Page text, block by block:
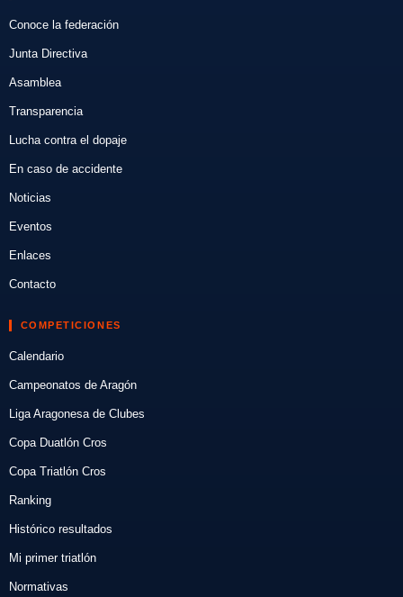
Conoce la federación
Junta Directiva
Asamblea
Transparencia
Lucha contra el dopaje
En caso de accidente
Noticias
Eventos
Enlaces
Contacto
COMPETICIONES
Calendario
Campeonatos de Aragón
Liga Aragonesa de Clubes
Copa Duatlón Cros
Copa Triatlón Cros
Ranking
Histórico resultados
Mi primer triatlón
Normativas